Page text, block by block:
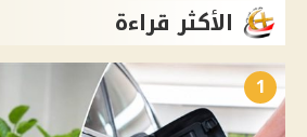
الأكثر قراءة
1